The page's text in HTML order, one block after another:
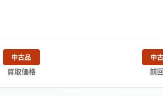
中古品
買取価格
中
前